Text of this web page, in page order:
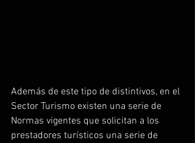
Además de este tipo de distintivos, en el
Sector Turismo existen una serie de
Normas vigentes que solicitan a los
prestadores turísticos una serie de